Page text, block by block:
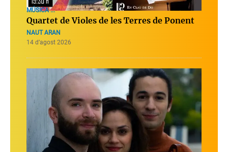
MÚSICA ...
Quartet de Violes de les Terres de Ponent
NAUT ARAN
14 d’agost 2026